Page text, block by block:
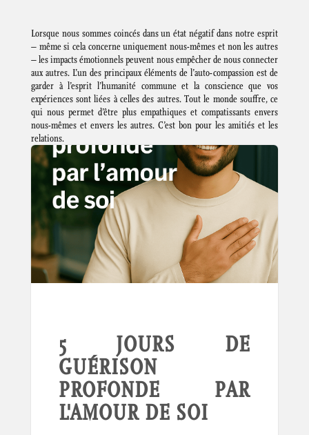
Lorsque nous sommes coincés dans un état négatif dans notre esprit
– même si cela concerne uniquement nous-mêmes et non les autres
– les impacts émotionnels peuvent nous empêcher de nous connecter
aux autres. L’un des principaux éléments de l’auto-compassion est de
garder à l’esprit l’humanité commune et la conscience que vos
expériences sont liées à celles des autres. Tout le monde souffre, ce
qui nous permet d’être plus empathiques et compatissants envers
nous-mêmes et envers les autres. C’est bon pour les amitiés et les
relations.
5 JOURS DE
GUÉRISON
PROFONDE PAR
L'AMOUR DE SOI